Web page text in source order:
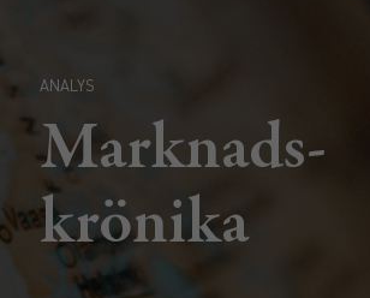
ANALYS
Marknads­
krönika